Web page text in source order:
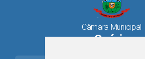
Câmara Municipal
Osório